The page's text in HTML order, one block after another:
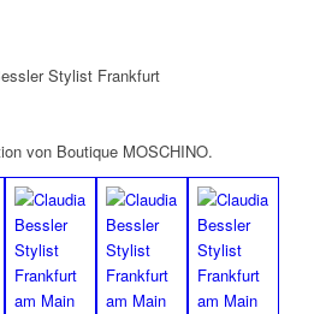
von Boutique MOSCHINO.